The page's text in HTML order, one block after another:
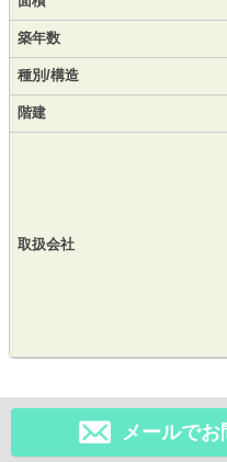
築年数
種別/構造
階建
取扱会社
メールでお